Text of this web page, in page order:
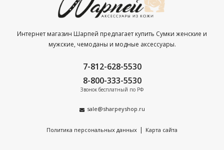
Интернет магазин Шарпей предлагает купить Сумки женские и
мужские, чемоданы и модные аксессуары.
7-812-628-5530
8-800-333-5530
Звонок бесплатный по РФ
sale@sharpeyshop.ru
Политика персональных данных | Карта сайта